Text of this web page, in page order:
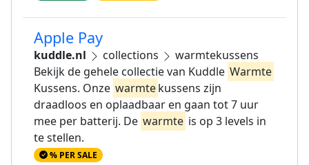
Apple Pay
kuddle.nl collections
warmtekussens
Bekijk de gehele collectie van Kuddle Warmte
Kussens. Onze warmtekussens zijn
draadloos en oplaadbaar en gaan tot 7 uur
mee per batterij. De warmte is op 3 levels in
te stellen.
% PER SALE